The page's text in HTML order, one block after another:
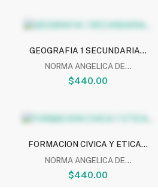
GEOGRAFIA 1 SECUNDARIA...
NORMA ANGELICA DE...
$440.00
FORMACION CIVICA Y ETICA...
NORMA ANGELICA DE...
$440.00